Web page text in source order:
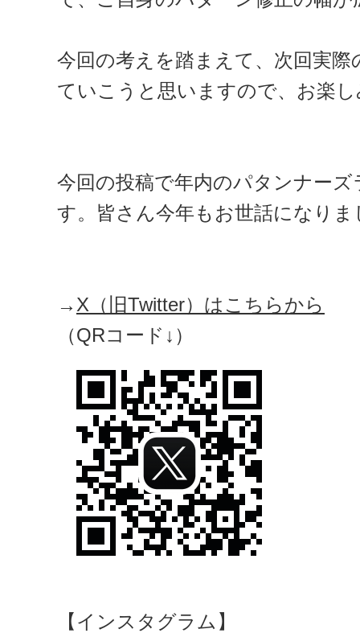
今回の考えを踏まえて、次回実
ていこうと思いますので、お楽
今回の投稿で年内のパタンナー
す。皆さん今年もお世話になり
→ X（旧Twitter）はこちらから
（QRコード↓）
【インスタグラム】